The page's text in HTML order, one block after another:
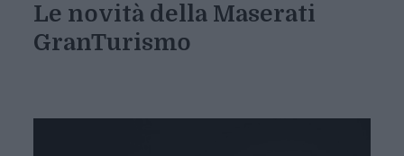
Le novità della Maserati
GranTurismo